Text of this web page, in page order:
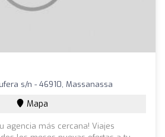
s/n - 46910, Massanassa
Mapa
agencia más cercana! Viajes